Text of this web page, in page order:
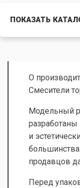
ПОКАЗАТЬ
О
Смесители
Модельный
разработаны
и
большинства
продавцов
Перед